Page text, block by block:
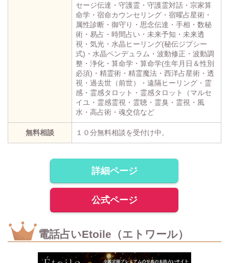
セージ伝達・守護霊・守護霊対話・宗家算
命学・宿命カウンセリング・宿曜占星術・
属性診断・御守り・思念伝達・手相・数秘
術・易占・時間占い・未来予知・未来透
視・気光・水晶ヒーリング(秘伝ジプシー
式)・水晶ペンデュラム・波動修正・波動調
整・浄化・算命学・算命学(生年月日＆性別
必須)・精霊術・精霊魔法・西洋占星術・透
視・過去世（前世）・遠隔ヒーリング・霊
感・霊感タロット・霊感タロット（マルセ
イユ・霊感霊視・霊聴・霊臭・霊視・風
水・高占術・魂交信など
無料相談 １０分無料相談を受付け中。
詳細ページ
公式ページ
電話占いEtoile（エトワール）